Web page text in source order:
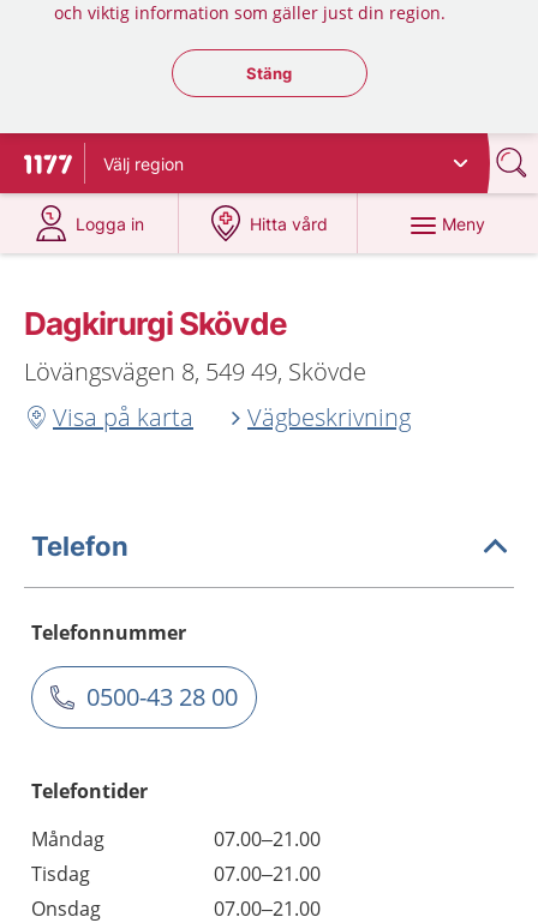
och viktig information som gäller just din region.
Stäng regionsväljaren
Stäng
Till startsidan för 1177
Välj region
Logga in
på 1177.se
Hitta vård
på 1177.se
Meny
Dagkirurgi Skövde
Lövängsvägen 8, 549 49, Skövde
Visa på karta
Vägbeskrivning
Telefon
Telefonnummer
0500-43 28 00
Telefontider
Måndag
07.00–21.00
Tisdag
07.00–21.00
Onsdag
07.00–21.00